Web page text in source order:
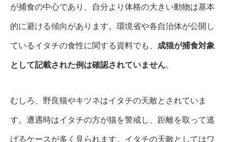
が捕食の中心であり、自分より体格の大きい動物は基本
的に避ける傾向があります。環境省や各自治体が公開し
ているイタチの食性に関する資料でも、 成猫が捕食対象
として記載された例は確認されていません。
むしろ、野良猫やキツネはイタチの天敵とされていま
す。遭遇時はイタチの方が猫を警戒し、距離を取って逃
げるケースが多く見られます。イタチの天敵としてはワ